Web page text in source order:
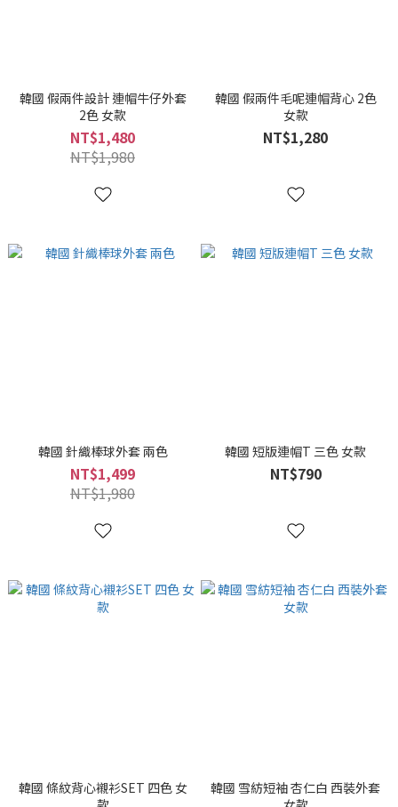
韓國 假兩件設計 連帽牛仔外套
2色 女款
NT$1,480
NT$1,980
韓國 假兩件毛呢連帽背心 2色
女款
NT$1,280
韓國 針織棒球外套 兩色
NT$1,499
NT$1,980
韓國 短版連帽T 三色 女款
NT$790
韓國 條紋背心襯衫SET 四色 女
韓國 雪紡短袖 杏仁白 西裝外套